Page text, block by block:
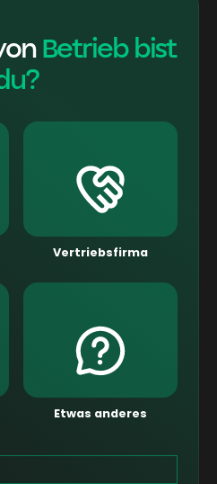
Betrieb bist
Vertriebsfirma
Etwas anderes